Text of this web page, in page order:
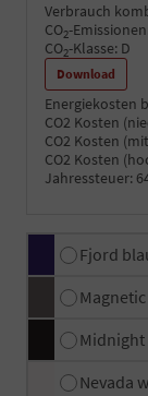
Verbrauch
CO2-Emissionen:
CO2-Klasse: D
Download
Energiekosten
CO2 Kosten
CO2 Kosten
CO2 Kosten
Jahressteuer:
Fjord
Midnight
Nevada